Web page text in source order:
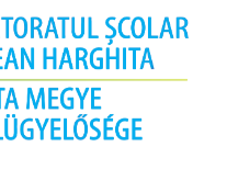
școală”
al ISJ Harghita.
școlar 2023-2024